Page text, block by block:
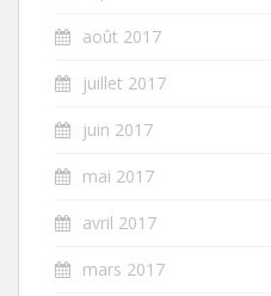
août 2017
juillet 2017
juin 2017
mai 2017
avril 2017
mars 2017